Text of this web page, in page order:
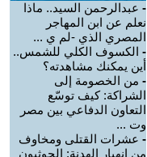
- عبدالرحمن السيد.. ماذا
نعلم عن ابن المهاجر
المصري الذي -لم ي ...
- الكسوف الكلي للشمس..
أين يمكنك مشاهدته؟
- من الخصومة إلى
الشراكة: كيف توسّع
التعاون الدفاعي بين مصر
وت ...
- عشرات القتلى ومخاوف
من انهيار الهدنة: الحوثيون